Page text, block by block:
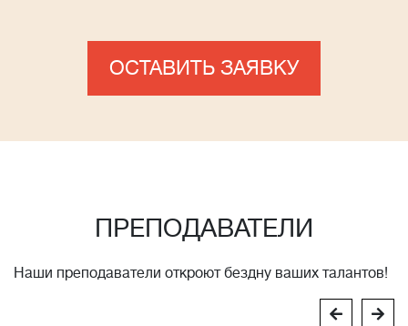
ОСТАВИТЬ ЗАЯВКУ
ПРЕПОДАВАТЕЛИ
Наши преподаватели откроют бездну ваших талантов!